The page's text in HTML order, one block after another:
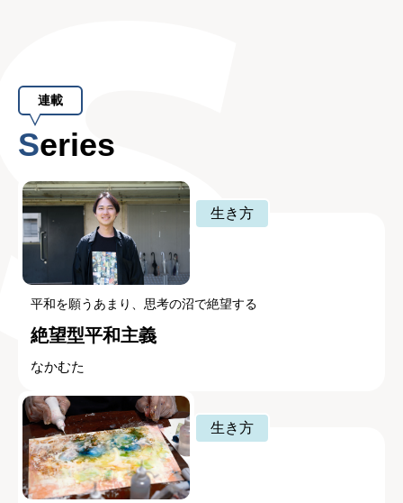
連載
Series
生き方
平和を願うあまり、思考の沼で絶望する
絶望型平和主義
なかむた
生き方